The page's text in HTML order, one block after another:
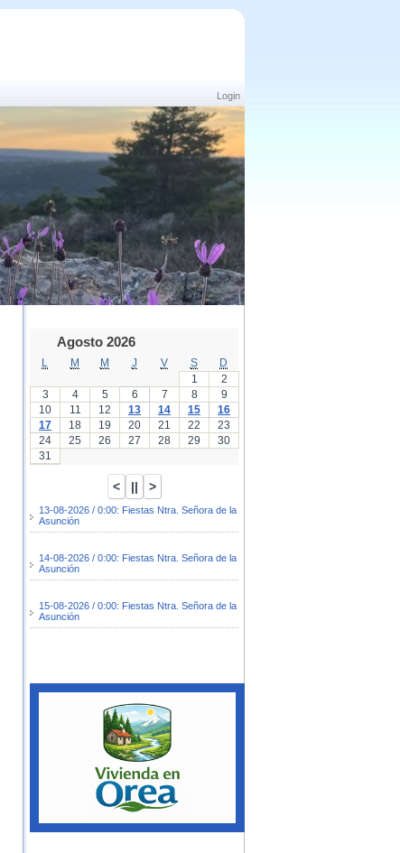
Login
Agosto 2026
M M J V S
D
1
2
3
4 5 6 7 8
9
10
11 12 13 14 15
16
17
18 19 20 21 22
23
24
25 26 27 28 29
30
31
13-08-2026 / 0:00: Fiestas Ntra. Señora de la
Asunción
14-08-2026 / 0:00: Fiestas Ntra. Señora de la
Asunción
15-08-2026 / 0:00: Fiestas Ntra. Señora de la
Asunción